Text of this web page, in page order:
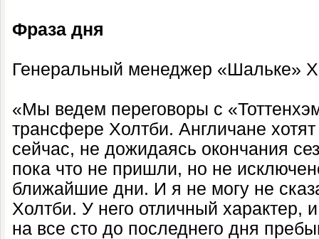
Фраза дня
Генеральный менеджер «Шальке»
«Мы ведем переговоры с
трансфере Холтби. Англичане
сейчас, не дожидаясь окончания
пока что не пришли, но не
ближайшие дни. И я не могу не
Холтби. У него отличный характер,
на все сто до последнего дня